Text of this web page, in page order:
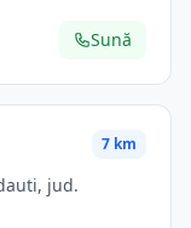
Sună
7 km